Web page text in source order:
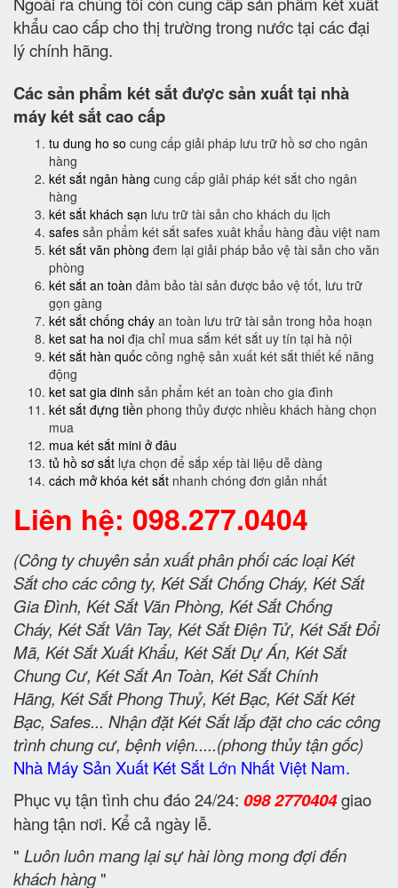
khẩu cao cấp cho thị trường trong nước tại các đại
lý chính hãng.
Các sản phẩm két sắt được sản xuất tại nhà
máy két sắt cao cấp
tu dung ho so cung cấp giải pháp lưu trữ hồ sơ cho ngân
hàng
két sắt ngân hàng cung cấp giải pháp két sắt cho ngân
hàng
két sắt khách sạn lưu trữ tài sản cho khách du lịch
safes sản phẩm két sắt safes xuât khẩu hàng đầu việt nam
két sắt văn phòng đem lại giải pháp bảo vệ tài sản cho văn
phòng
két sắt an toàn đảm bảo tài sản được bảo vệ tốt, lưu trữ
gọn gàng
két sắt chống cháy an toàn lưu trữ tài sản trong hỏa hoạn
ket sat ha noi địa chỉ mua sắm két sắt uy tín tại hà nội
két sắt hàn quốc công nghệ sản xuất két sắt thiết kế năng
động
ket sat gia dinh sản phẩm két an toàn cho gia đình
két sắt đựng tiền phong thủy được nhiều khách hàng chọn
mua
mua két sắt mini ở đâu
tủ hồ sơ sắt lựa chọn để sắp xếp tài liệu dễ dàng
cách mở khóa két sắt nhanh chóng đơn giản nhất
Liên hệ: 098.277.0404
(Công ty chuyên sản xuất phân phối các loại Két
Sắt cho các công ty, Két Sắt Chống Cháy, Két Sắt
Gia Đình, Két Sắt Văn Phòng, Két Sắt Chống
Cháy, Két Sắt Vân Tay, Két Sắt Điện Tử, Két Sắt Đổi
Mã, Két Sắt Xuất Khẩu, Két Sắt Dự Án, Két Sắt
Chung Cư, Két Sắt An Toàn, Két Sắt Chính
Hãng, Két Sắt Phong Thuỷ, Két Bạc, Két Sắt Két
Bạc, Safes... Nhận đặt Két Sắt lắp đặt cho các công
trình chung cư, bệnh viện.....(phong thủy tận gốc)
Nhà Máy Sản Xuất Két Sắt Lớn Nhất Việt Nam.
Phục vụ tận tình chu đáo 24/24: 098 2770404giao
hàng tận nơi. Kể cả ngày lễ.
" Luôn luôn mang lại sự hài lòng mong đợi đến
khách hàng"